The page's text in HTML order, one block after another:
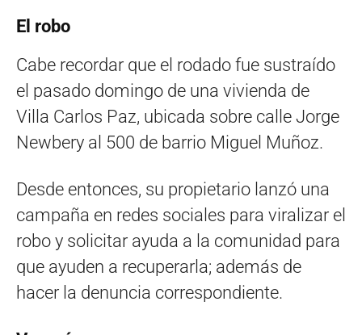
El robo
Cabe recordar que el rodado fue sustraído
el pasado domingo de una vivienda de
Villa Carlos Paz, ubicada sobre calle Jorge
Newbery al 500 de barrio Miguel Muñoz.
Desde entonces, su propietario lanzó una
campaña en redes sociales para viralizar el
robo y solicitar ayuda a la comunidad para
que ayuden a recuperarla; además de
hacer la denuncia correspondiente.